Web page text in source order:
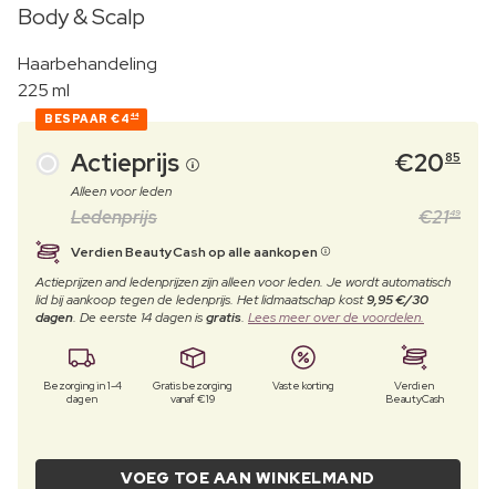
Body & Scalp
Haarbehandeling
225 ml
BESPAAR €4 44
Actieprijs €2085
Alleen voor leden
Ledenprijs €2149
Verdien BeautyCash op alle aankopen
Actieprijzen and ledenprijzen zijn alleen voor leden. Je wordt automatisch
lid bij aankoop tegen de ledenprijs. Het lidmaatschap kost9,95 €/30
dagen. De eerste 14 dagen isgratis. Lees meer over de voordelen.
Bezorging in 1-4
dagen
Gratis bezorging
vanaf €19
Vaste korting
Verdien
BeautyCash
VOEG TOE AAN WINKELMAND